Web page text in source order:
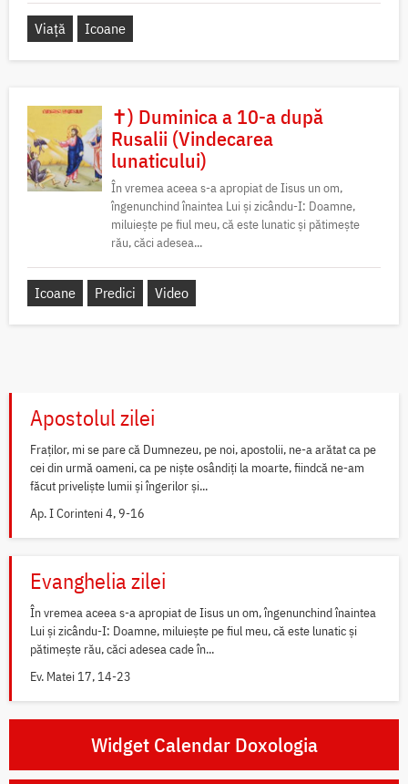
Viață Icoane
✝) Duminica a 10-a după
Rusalii (Vindecarea
lunaticului)
În vremea aceea s-a apropiat de Iisus un om,
îngenunchind înaintea Lui și zicându-I: Doamne,
miluiește pe fiul meu, că este lunatic și pătimește
rău, căci adesea...
Icoane Predici Video
Apostolul zilei
Fraților, mi se pare că Dumnezeu, pe noi, apostolii, ne-a arătat ca pe
cei din urmă oameni, ca pe niște osândiți la moarte, fiindcă ne-am
făcut priveliște lumii și îngerilor și...
Ap. I Corinteni 4, 9-16
Evanghelia zilei
În vremea aceea s-a apropiat de Iisus un om, îngenunchind înaintea
Lui și zicându-I: Doamne, miluiește pe fiul meu, că este lunatic și
pătimește rău, căci adesea cade în...
Ev. Matei 17, 14-23
Widget Calendar Doxologia